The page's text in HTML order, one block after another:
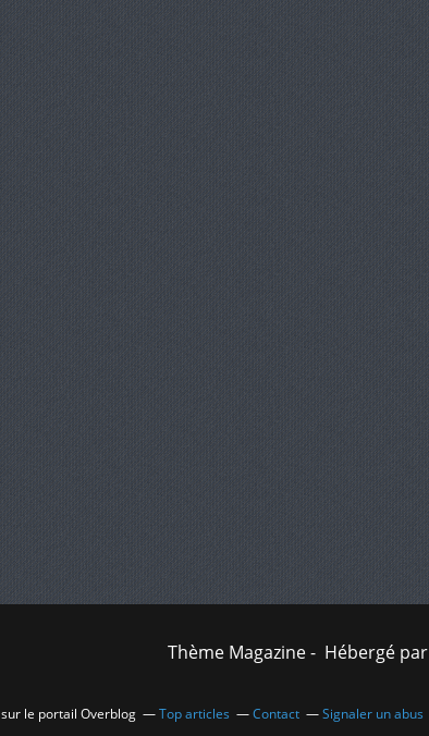
Thème Magazine - Hébergé par
sur le portail Overblog Top articles Contact Signaler un abus